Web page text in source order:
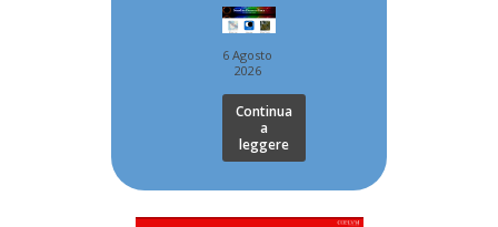
6 Agosto
2026
Continua
a
leggere